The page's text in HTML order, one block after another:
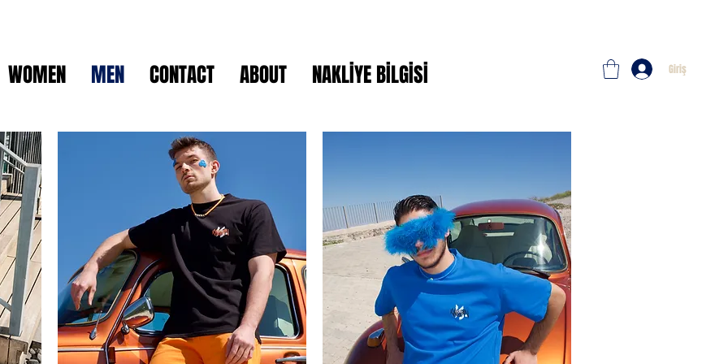
WOMEN MEN CONTACT ABOUT NAKLİYE BİLGİSİ Giriş